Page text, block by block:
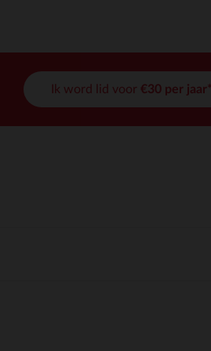
Ik word lid voor €30 per jaar*